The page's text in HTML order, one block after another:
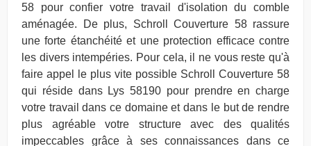
58 pour confier votre travail d'isolation du comble
aménagée. De plus, Schroll Couverture 58 rassure
une forte étanchéité et une protection efficace contre
les divers intempéries. Pour cela, il ne vous reste qu'à
faire appel le plus vite possible Schroll Couverture 58
qui réside dans Lys 58190 pour prendre en charge
votre travail dans ce domaine et dans le but de rendre
plus agréable votre structure avec des qualités
impeccables grâce à ses connaissances dans ce